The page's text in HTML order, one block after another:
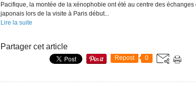
Pacifique, la montée de la xénophobie ont été au centre des
japonais lors de la visite à Paris début...
Lire la suite
Partager cet article
Repost 0